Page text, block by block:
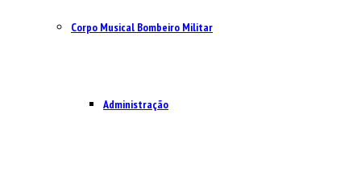
Corpo Musical Bombeiro Militar
Administração